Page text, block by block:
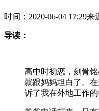
时间：2020-06-04 17:29来
导读：
高中时初恋，刻骨
就跟妈妈坦白了。
诉了我在外地工作的